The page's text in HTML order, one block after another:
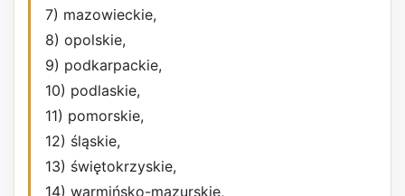
7) mazowieckie,
8) opolskie,
9) podkarpackie,
10) podlaskie,
11) pomorskie,
12) śląskie,
13) świętokrzyskie,
14) warmińsko-mazurskie,